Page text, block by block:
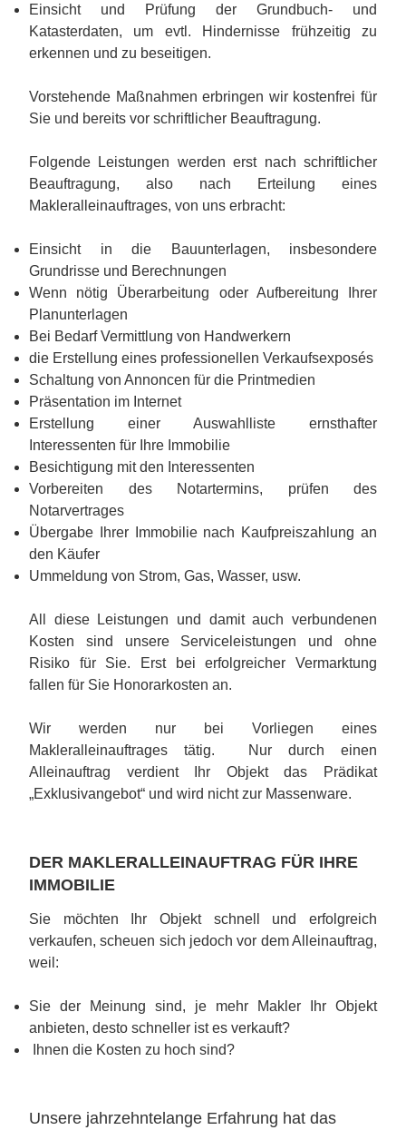
Einsicht und Prüfung der Grundbuch- und
Katasterdaten, um evtl. Hindernisse frühzeitig zu
erkennen und zu beseitigen.
Vorstehende Maßnahmen erbringen wir kostenfrei für
Sie und bereits vor schriftlicher Beauftragung.
Folgende Leistungen werden erst nach schriftlicher
Beauftragung, also nach Erteilung eines
Makleralleinauftrages, von uns erbracht:
Einsicht in die Bauunterlagen, insbesondere
Grundrisse und Berechnungen
Wenn nötig Überarbeitung oder Aufbereitung Ihrer
Planunterlagen
Bei Bedarf Vermittlung von Handwerkern
die Erstellung eines professionellen Verkaufsexposés
Schaltung von Annoncen für die Printmedien
Präsentation im Internet
Erstellung einer Auswahlliste ernsthafter
Interessenten für Ihre Immobilie
Besichtigung mit den Interessenten
Vorbereiten des Notartermins, prüfen des
Notarvertrages
Übergabe Ihrer Immobilie nach Kaufpreiszahlung an
den Käufer
Ummeldung von Strom, Gas, Wasser, usw.
All diese Leistungen und damit auch verbundenen
Kosten sind unsere Serviceleistungen und ohne
Risiko für Sie. Erst bei erfolgreicher Vermarktung
fallen für Sie Honorarkosten an.
Wir werden nur bei Vorliegen eines
Makleralleinauftrages tätig. Nur durch einen
Alleinauftrag verdient Ihr Objekt das Prädikat
„Exklusivangebot“ und wird nicht zur Massenware.
DER MAKLERALLEINAUFTRAG FÜR IHRE
IMMOBILIE
Sie möchten Ihr Objekt schnell und erfolgreich
verkaufen, scheuen sich jedoch vor dem Alleinauftrag,
weil:
Sie der Meinung sind, je mehr Makler Ihr Objekt
anbieten, desto schneller ist es verkauft?
Ihnen die Kosten zu hoch sind?
Unsere jahrzehntelange Erfahrung hat das